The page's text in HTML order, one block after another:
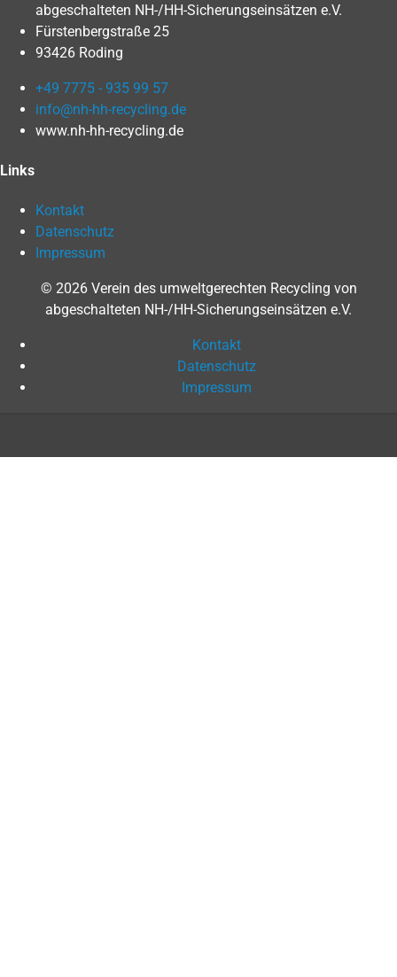
abgeschalteten NH-/HH-Sicherungseinsätzen e.V.
Fürstenbergstraße 25
93426 Roding
+49 7775 - 935 99 57
info@nh-hh-recycling.de
www.nh-hh-recycling.de
Links
Kontakt
Datenschutz
Impressum
© 2026 Verein des umweltgerechten Recycling von
abgeschalteten NH-/HH-Sicherungseinsätzen e.V.
Kontakt
Datenschutz
Impressum